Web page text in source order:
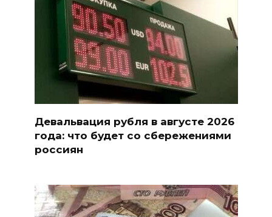
Девальвация рубля в августе 2026
года: что будет со сбережениями
россиян